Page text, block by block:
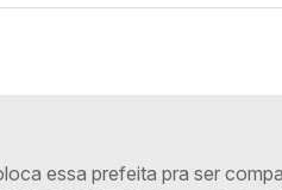
essa prefeita pra ser